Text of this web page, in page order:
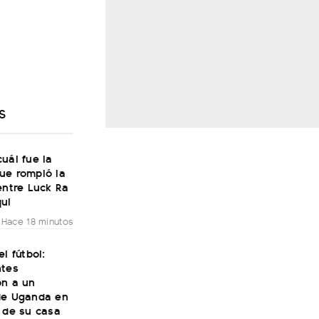
fue la
rompió la
Luck Ra
Hace 18 minutos
fútbol:
a un
Uganda en
su casa